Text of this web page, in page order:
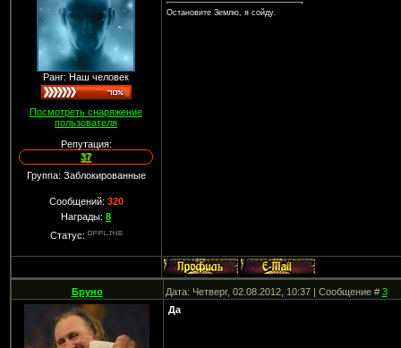
Ранг: Наш человек
Посмотреть снаряжение
пользователя
Репутация:
37
Группа: Заблокированные
Сообщений: 320
Награды: 8
Статус:
Остановите Землю, я сойду.
Бруно Дата: Четверг, 02.08.2012, 10:37 | Сообщение #3
Да